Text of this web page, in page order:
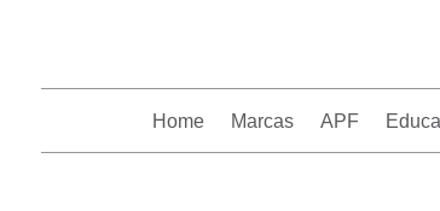
Home Marcas APF